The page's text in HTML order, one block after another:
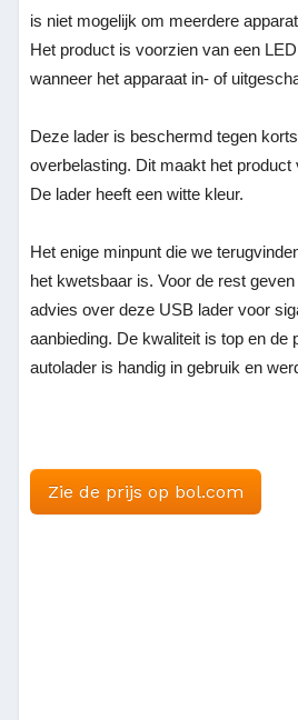
is niet mogelijk om meerdere
Het product is voorzien van een
wanneer het apparaat in- of
Deze lader is beschermd tegen
overbelasting. Dit maakt het product
De lader heeft een witte kleur.
Het enige minpunt die we
het kwetsbaar is. Voor de rest
advies over deze USB lader voor
aanbieding. De kwaliteit is top en de
autolader is handig in gebruik en
Zie de prijs op bol.com